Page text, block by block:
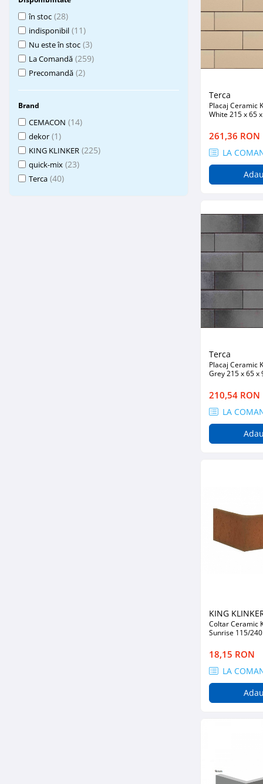
Placări Ceramice și din Piatră
Profile Dilatatie
Chituri de Rosturi
Distanțiere si Pene pentru Nivelare
Adezivi
Latex pentru Adezivi și Chituri
Hidroizolații
Accesorii Hidroizolații
Etanșanți Elastici și Adezivi
Etanșanți
în stoc (28)
indisponibil (11)
Nu este în stoc (3)
La Comandă (259)
Precomandă (2)
Brand
CEMACON (14)
dekor (1)
KING KLINKER (225)
quick-mix (23)
Terca (40)
Terca
Placaj Ceramic
White 215 x 65
261,36 RON
LA
Terca
Placaj Ceramic
Grey 215 x 65 x
210,54 RON
LA
KING
Coltar Ceramic
Sunrise 115/
18,15 RON
LA